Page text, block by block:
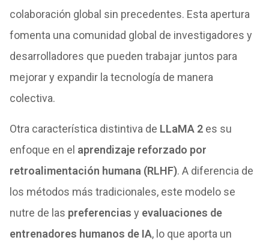
colaboración global sin precedentes. Esta apertura
fomenta una comunidad global de investigadores y
desarrolladores que pueden trabajar juntos para
mejorar y expandir la tecnología de manera
colectiva.
Otra característica distintiva de LLaMA 2es su
enfoque en el aprendizaje reforzado por
retroalimentación humana (RLHF). A diferencia de
los métodos más tradicionales, este modelo se
nutre de las preferencias y evaluaciones de
entrenadores humanos de IA, lo que aporta un